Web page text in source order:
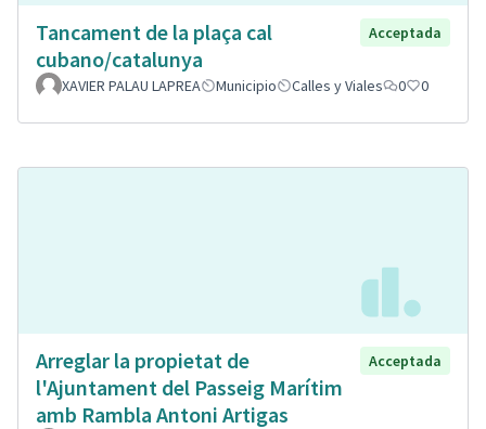
Tancament de la plaça cal
cubano/catalunya
Acceptada
XAVIER PALAU LAPREA Municipio Calles y Viales 0 0
Arreglar la propietat de
l'Ajuntament del Passeig Marítim
amb Rambla Antoni Artigas
Acceptada